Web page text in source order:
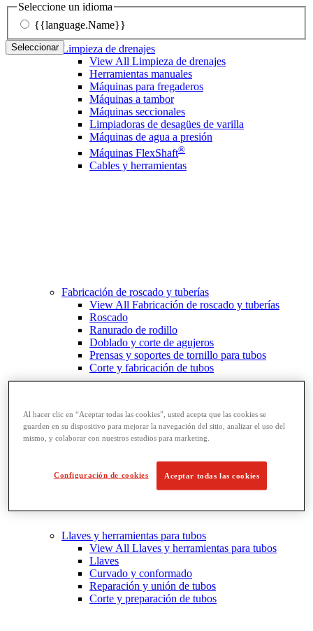
Seleccione un idioma
{{language.Name}}
Seleccionar Limpieza de drenajes
View All Limpieza de drenajes
Herramientas manuales
Máquinas para fregaderos
Máquinas a tambor
Máquinas seccionales
Limpiadoras de desagües de varilla
Máquinas de agua a presión
Máquinas FlexShaft®
Cables y herramientas
Fabricación de roscado y tuberías
View All Fabricación de roscado y tuberías
Roscado
Ranurado de rodillo
Doblado y corte de agujeros
Prensas y soportes de tornillo para tubos
Corte y fabricación de tubos
Llaves y herramientas para tubos
View All Llaves y herramientas para tubos
Llaves
Curvado y conformado
Reparación y unión de tubos
Corte y preparación de tubos
Al hacer clic en “Aceptar todas las cookies”, usted acepta que las cookies se
guarden en su dispositivo para mejorar la navegación del sitio, analizar el uso del
mismo, y colaborar con nuestros estudios para marketing.
Configuración de cookies Aceptar todas las cookies